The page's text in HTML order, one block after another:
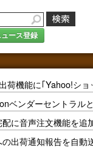
ュース登録
荷機能に｢Yahoo!ショ
ベンダーセントラル
に音声注文機能を追
出荷通知報告を自動